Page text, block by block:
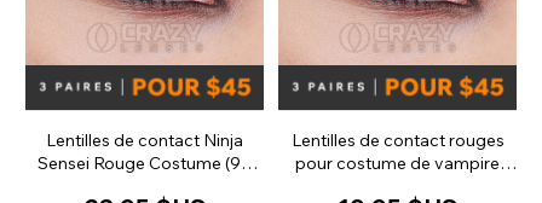
Lentilles de contact Ninja
Sensei Rouge Costume (90
Lentilles de contact rouges
pour costume de vampire